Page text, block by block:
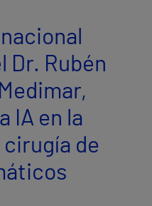
Dr. Rubén
IA en la
de